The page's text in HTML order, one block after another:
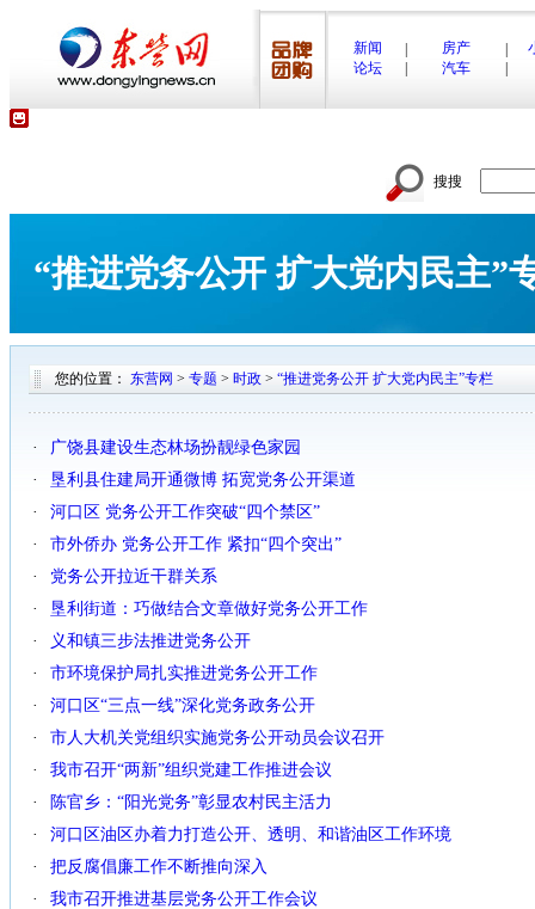
新闻 房产
论坛
汽车
搜搜
“推进党务公开 扩大党内民主”
您的位置： 东营网 > 专题 > 时政 > “推进党务公开 扩大党内民主”专栏
·
广饶县建设生态林场扮靓绿色家园
·
垦利县住建局开通微博 拓宽党务公开渠道
·
河口区 党务公开工作突破“四个禁区”
·
市外侨办 党务公开工作 紧扣“四个突出”
·
党务公开拉近干群关系
·
垦利街道：巧做结合文章做好党务公开工作
·
义和镇三步法推进党务公开
·
市环境保护局扎实推进党务公开工作
·
河口区“三点一线”深化党务政务公开
·
市人大机关党组织实施党务公开动员会议召开
·
我市召开“两新”组织党建工作推进会议
·
陈官乡：“阳光党务”彰显农村民主活力
·
河口区油区办着力打造公开、透明、和谐油区工作环境
·
把反腐倡廉工作不断推向深入
·
我市召开推进基层党务公开工作会议